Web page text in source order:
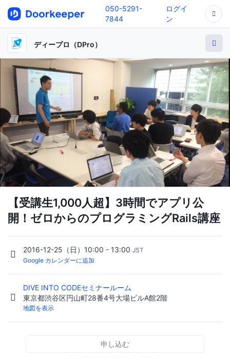
050-5291-
7844
ログイ
ン
ディープロ（DPro）
【受講生1,000人超】3時間でアプリ公
開！ゼロからのプログラミングRails講座
2016-12-25（日）10:00 - 13:00 JST
Google カレンダーに追加
DIVE INTO CODEセミナールーム
東京都渋谷区円山町28番4号大場ビルA館2階
地図を表示
申し込む